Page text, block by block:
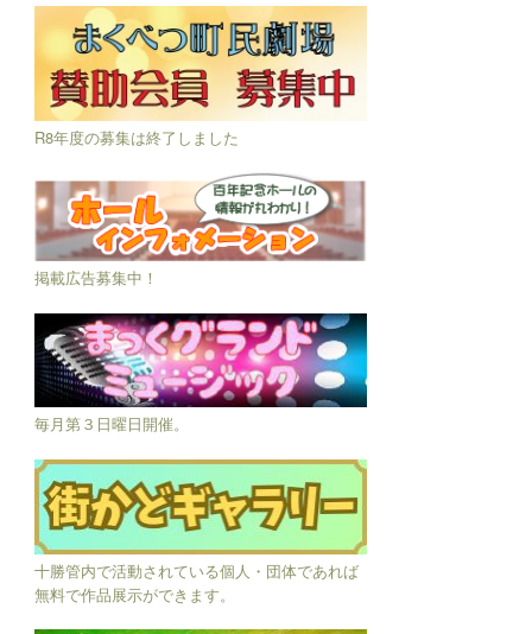
R8年度の募集は終了しました
掲載広告募集中！
毎月第３日曜日開催。
十勝管内で活動されている個人・団体であれば
無料で作品展示ができます。